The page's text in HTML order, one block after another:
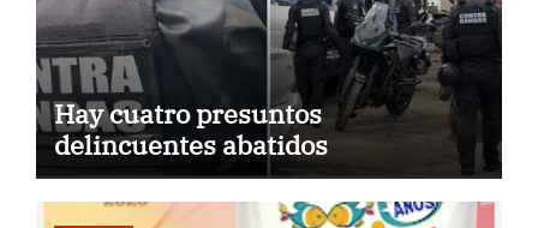
Hay cuatro presuntos
delincuentes abatidos